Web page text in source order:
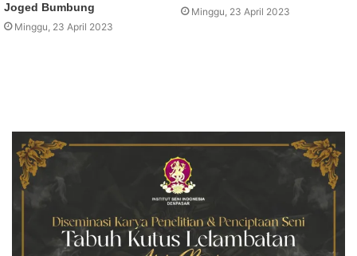
Joged Bumbung
Minggu, 23 April 2023
Minggu, 23 April 2023